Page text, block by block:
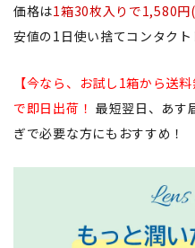
価格は1箱30枚入りで1,580円
安値の1日使い捨てコンタクト
【今なら、お試し1箱から送
で即日出荷！ 最短翌日、あす
ぎで必要な方にもおすすめ！